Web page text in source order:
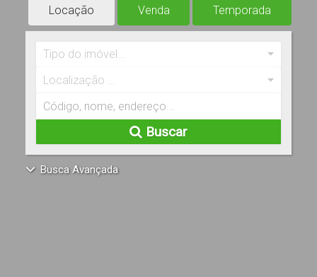
Locação Venda Temporada
Tipo do imóvel...
Localização ...
Buscar
Busca Avançada